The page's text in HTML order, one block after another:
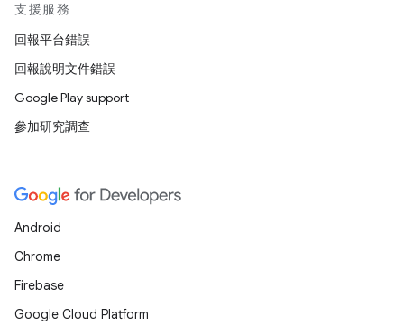
支援服務
回報平台錯誤
回報說明文件錯誤
Google Play support
參加研究調查
Android
Chrome
Firebase
Google Cloud Platform